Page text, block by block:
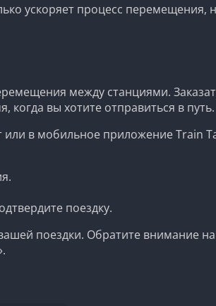
ускоряет процесс перемещения,
между станциями.
вы хотите отправиться в путь.
в мобильное приложение Train
поездку.
поездки. Обратите